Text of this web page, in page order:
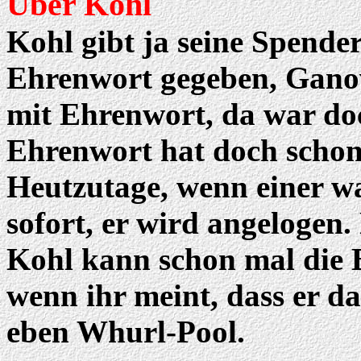
Kohl gibt ja seine
Ehrenwort gegeben,
mit Ehrenwort, da war
Ehrenwort hat doch
Heutzutage, wenn einer
sofort, er wird
Kohl kann schon mal die
wenn ihr meint, dass er
eben Whurl-Pool.